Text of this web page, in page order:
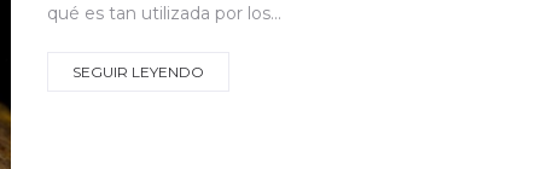
qué es tan utilizada por los...
SEGUIR LEYENDO